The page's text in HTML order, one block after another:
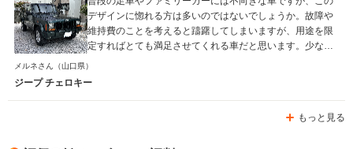
デザインに惚れる方は多いのではないでしょうか。故障や
維持費のことを考えると躊躇してしまいますが、用途を限
定すればとても満足させてくれる車だと思います。少なく
メルネさん （山口県）
ジープ チェロキー
もっと見る